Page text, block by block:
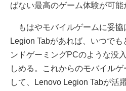
ばない最高のゲーム体験が可能
もはやモバイルゲームに妥協
Legion Tabがあれば、いつで
ンドゲーミングPCのような没
しめる。これからのモバイル
して、Lenovo Legion Tabが活